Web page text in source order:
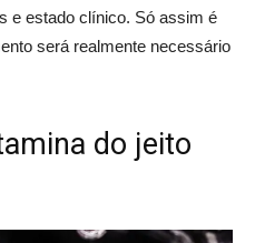
e estado clínico. Só assim é
será realmente necessário
do jeito